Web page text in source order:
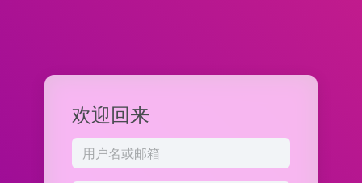
欢迎回来